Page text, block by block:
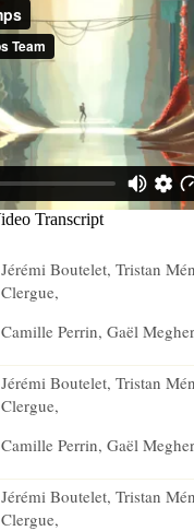
Jérémi Boutelet, Tristan
Clergue,
Camille Perrin, Gaël
Jérémi Boutelet, Tristan
Clergue,
Camille Perrin, Gaël
Jérémi Boutelet, Tristan
Clergue,